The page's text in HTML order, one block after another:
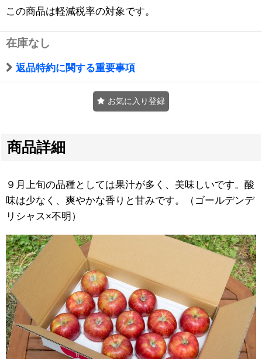
この商品は軽減税率の対象です。
在庫なし
返品特約に関する重要事項
お気に入り登録
商品詳細
９月上旬の品種としては果汁が多く、美味しいです。酸
味は少なく、爽やかな香りと甘みです。（ゴールデンデ
リシャス×不明）